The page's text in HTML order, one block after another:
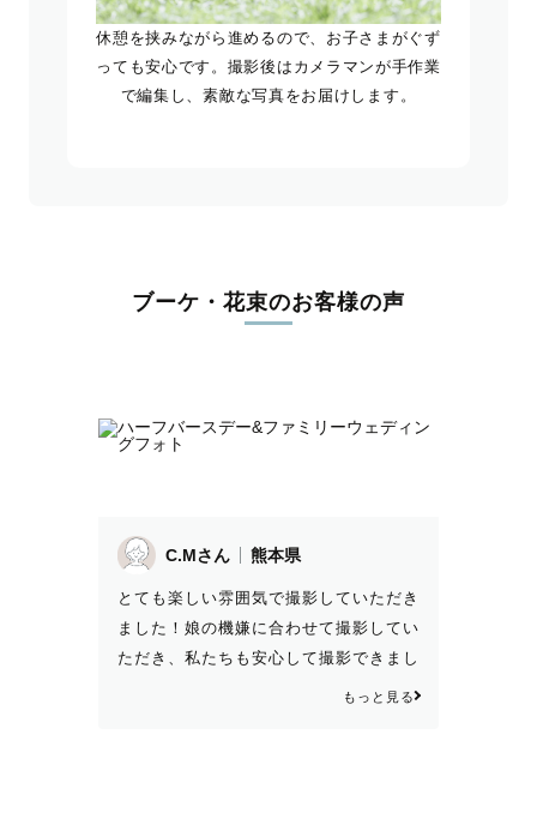
休憩を挟みながら進めるので、お子さまがぐず
っても安心です。撮影後はカメラマンが手作業
で編集し、素敵な写真をお届けします。
ブーケ・花束のお客様の声
C.Mさん 熊本県
とても楽しい雰囲気で撮影していただき
ました！娘の機嫌に合わせて撮影してい
ただき、私たちも安心して撮影できまし
た。イチョウ並木の中で、素敵な家族写
もっと見る